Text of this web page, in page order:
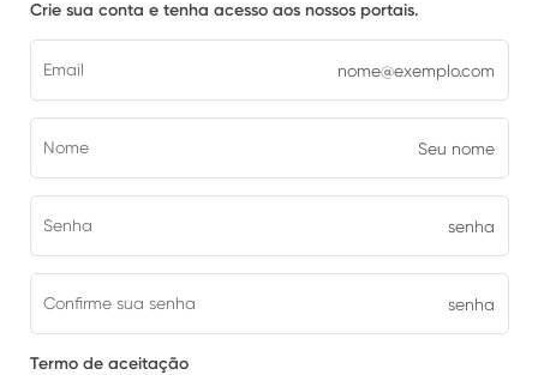
Crie sua conta e tenha acesso aos nossos portais.
Email
Nome
Senha
Confirme sua senha
Termo de aceitação